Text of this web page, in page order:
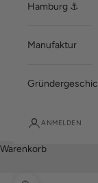
Hamburg ⚓
Manufaktur
ANMELDEN
Warenkorb